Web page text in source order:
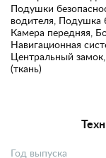
Подушки
водителя, Подушка
Камера передняя,
Навигационная
Центральный
(ткань)
Год выпуска